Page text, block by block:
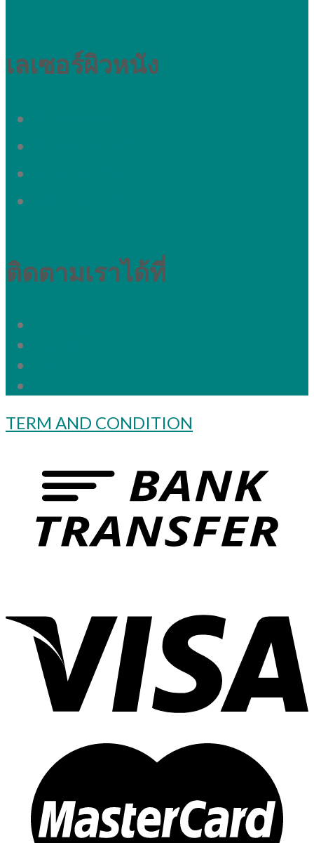
เลเซอร์ผิวหนัง
ติดตามเราได้ที่
TERM AND CONDITION